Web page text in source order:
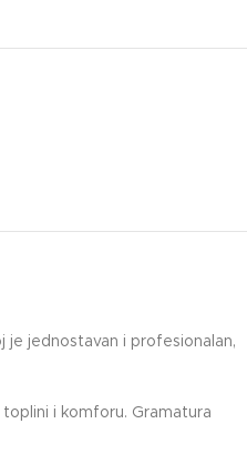
je jednostavan i profesionalan,
i komforu. Gramatura